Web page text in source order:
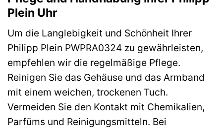
Plein Uhr
Um die Langlebigkeit und Schönheit Ihrer
Philipp Plein PWPRA0324 zu gewährleisten,
empfehlen wir die regelmäßige Pflege.
Reinigen Sie das Gehäuse und das Armband
mit einem weichen, trockenen Tuch.
Vermeiden Sie den Kontakt mit Chemikalien,
Parfüms und Reinigungsmitteln. Bei